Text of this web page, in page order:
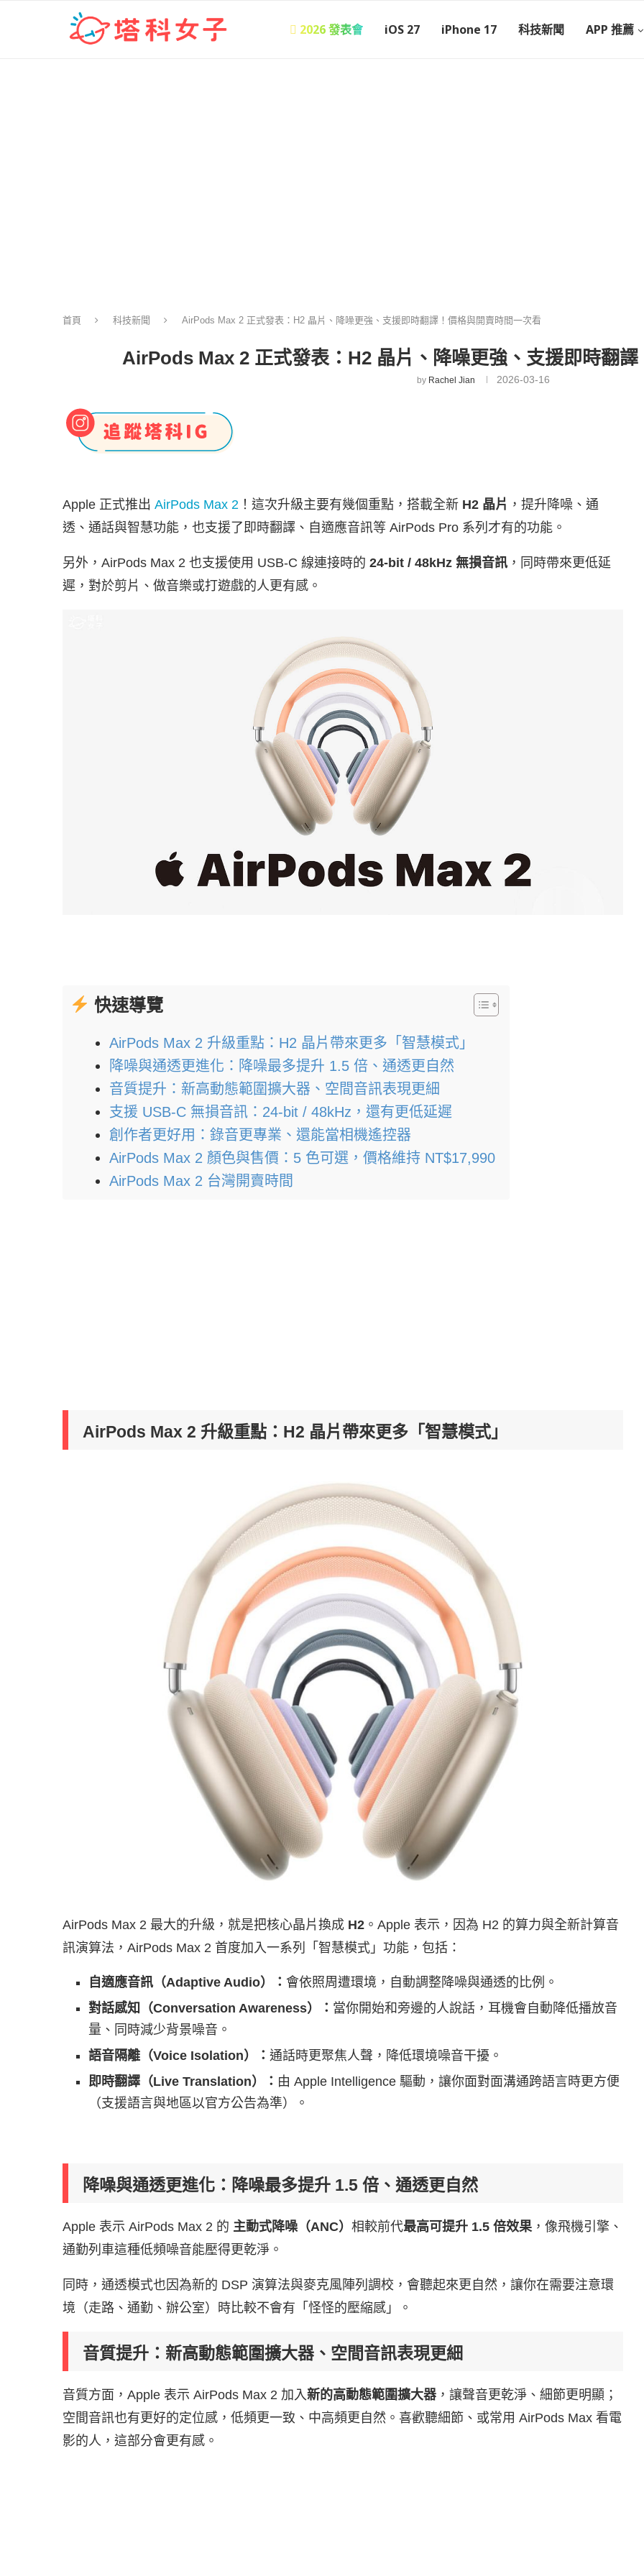
 2026 發表會 iOS 27 iPhone 17 科技新聞 APP 推薦
首頁 科技新聞 AirPods Max 2 正式發表：H2 晶片、降噪更強、支援即時翻譯！價格與開賣時間一次看
AirPods Max 2 正式發表：H2 晶片、降噪更強、支援即時翻
by Rachel Jian 2026-03-16
Apple 正式推出 AirPods Max 2 ！這次升級主要有幾個重點，搭載全新 H2 晶片 ，提升降噪、通
透、通話與智慧功能，也支援了即時翻譯、自適應音訊等 AirPods Pro 系列才有的功能。
另外，AirPods Max 2 也支援使用 USB-C 線連接時的 24-bit / 48kHz 無損音訊 ，同時帶來更低延
遲，對於剪片、做音樂或打遊戲的人更有感。
快速導覽
AirPods Max 2 升級重點：H2 晶片帶來更多「智慧模式」
降噪與通透更進化：降噪最多提升 1.5 倍、通透更自然
音質提升：新高動態範圍擴大器、空間音訊表現更細
支援 USB-C 無損音訊：24-bit / 48kHz，還有更低延遲
創作者更好用：錄音更專業、還能當相機遙控器
AirPods Max 2 顏色與售價：5 色可選，價格維持 NT$17,990
AirPods Max 2 台灣開賣時間
AirPods Max 2 升級重點：H2 晶片帶來更多「智慧模式」
AirPods Max 2 最大的升級，就是把核心晶片換成 H2 。Apple 表示，因為 H2 的算力與全新計算音
訊演算法，AirPods Max 2 首度加入一系列「智慧模式」功能，包括：
自適應音訊（Adaptive Audio）： 會依照周遭環境，自動調整降噪與通透的比例。
對話感知（Conversation Awareness）： 當你開始和旁邊的人說話，耳機會自動降低播放音
量、同時減少背景噪音。
語音隔離（Voice Isolation）： 通話時更聚焦人聲，降低環境噪音干擾。
即時翻譯（Live Translation）： 由 Apple Intelligence 驅動，讓你面對面溝通跨語言時更方便
（支援語言與地區以官方公告為準）。
降噪與通透更進化：降噪最多提升 1.5 倍、通透更自然
Apple 表示 AirPods Max 2 的 主動式降噪（ANC） 相較前代最高可提升 1.5 倍效果 ，像飛機引擎、
通勤列車這種低頻噪音能壓得更乾淨。
同時，通透模式也因為新的 DSP 演算法與麥克風陣列調校，會聽起來更自然，讓你在需要注意環
境（走路、通勤、辦公室）時比較不會有「怪怪的壓縮感」。
音質提升：新高動態範圍擴大器、空間音訊表現更細
音質方面，Apple 表示 AirPods Max 2 加入新的高動態範圍擴大器 ，讓聲音更乾淨、細節更明顯；
空間音訊也有更好的定位感，低頻更一致、中高頻更自然。喜歡聽細節、或常用 AirPods Max 看電
影的人，這部分會更有感。